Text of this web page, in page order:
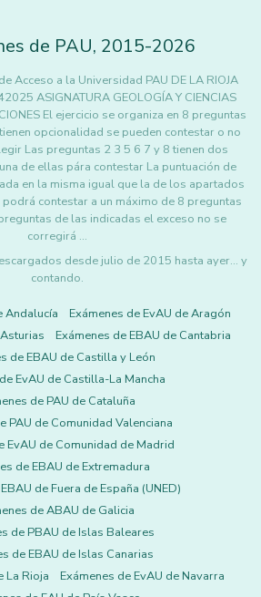
de PAU, 2015-2026
Acceso a la Universidad PAU DE LA RIOJA
ASIGNATURA GEOLOGÍA Y CIENCIAS
El ejercicio se organiza en 8 preguntas
opcionalidad se pueden contestar o no
Las preguntas 2 3 5 6 7 y 8 tienen dos
de ellas pára contestar La puntuación de
en la misma igual que la de los apartados
contestar a un máximo de 8 preguntas
de las indicadas el exceso no se
corregirá …
desde julio de 2015 hasta ayer... y
contando.
Andalucía
Exámenes de EvAU de Aragón
Exámenes de EBAU de Cantabria
de EBAU de Castilla y León
EvAU de Castilla-La Mancha
de PAU de Cataluña
PAU de Comunidad Valenciana
EvAU de Comunidad de Madrid
de EBAU de Extremadura
de Fuera de España (UNED)
de ABAU de Galicia
de PBAU de Islas Baleares
de EBAU de Islas Canarias
La Rioja
Exámenes de EvAU de Navarra